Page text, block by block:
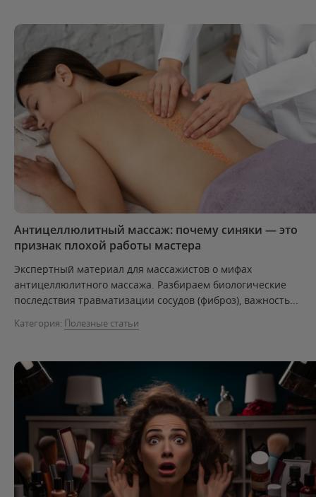
Антицеллюлитный массаж: почему синяки — это
признак плохой работы мастера
Экспертный материал для массажистов о мифах
антицеллюлитного массажа. Разбираем биологические
последствия травматизации сосудов (фиброз), важность...
Категория: Полезные статьи